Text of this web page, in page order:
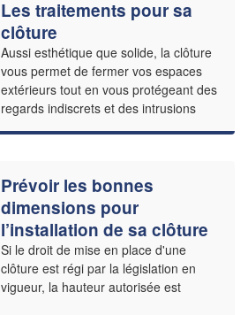
Les traitements pour sa
clôture
Aussi esthétique que solide, la clôture
vous permet de fermer vos espaces
extérieurs tout en vous protégeant des
regards indiscrets et des intrusions
Prévoir les bonnes
dimensions pour
l’installation de sa clôture
Si le droit de mise en place d'une
clôture est régi par la législation en
vigueur, la hauteur autorisée est